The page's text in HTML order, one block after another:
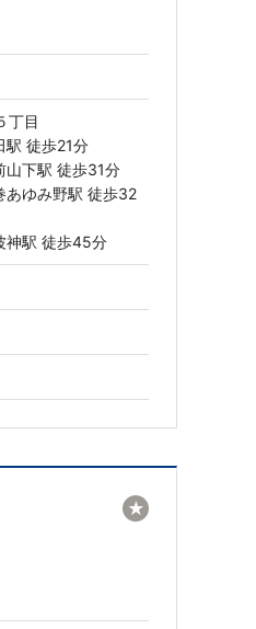
丁目
駅 徒歩21分
山下駅 徒歩31分
あゆみ野駅 徒歩32
神駅 徒歩45分
★